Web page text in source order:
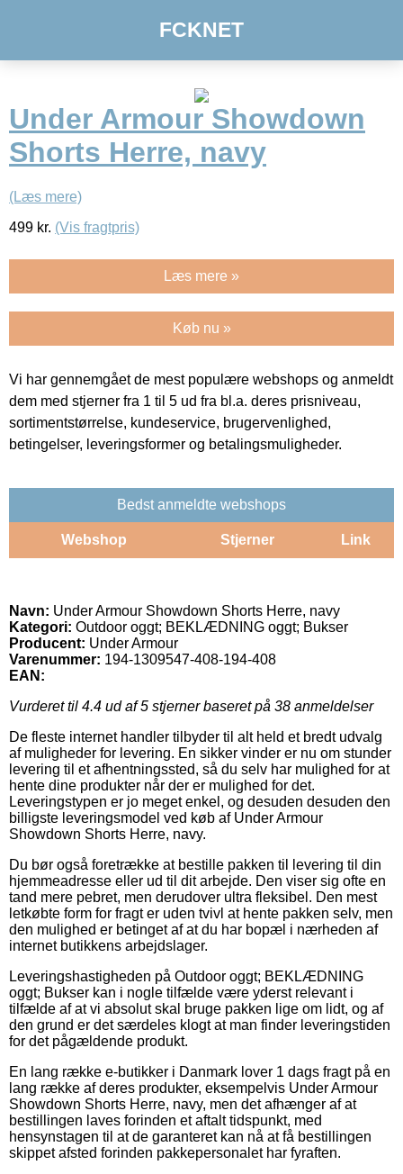
FCKNET
Under Armour Showdown
Shorts Herre, navy
(Læs mere)
499 kr. (Vis fragtpris)
Læs mere »
Køb nu »
Vi har gennemgået de mest populære webshops og anmeldt
dem med stjerner fra 1 til 5 ud fra bl.a. deres prisniveau,
sortimentstørrelse, kundeservice, brugervenlighed,
betingelser, leveringsformer og betalingsmuligheder.
Bedst anmeldte webshops
Webshop Stjerner Link
Navn: Under Armour Showdown Shorts Herre, navy
Kategori: Outdoor oggt; BEKLÆDNING oggt; Bukser
Producent: Under Armour
Varenummer: 194-1309547-408-194-408
EAN:
Vurderet til 4.4 ud af 5 stjerner baseret på 38 anmeldelser
De fleste internet handler tilbyder til alt held et bredt udvalg
af muligheder for levering. En sikker vinder er nu om stunder
levering til et afhentningssted, så du selv har mulighed for at
hente dine produkter når der er mulighed for det.
Leveringstypen er jo meget enkel, og desuden desuden den
billigste leveringsmodel ved køb af Under Armour
Showdown Shorts Herre, navy.
Du bør også foretrække at bestille pakken til levering til din
hjemmeadresse eller ud til dit arbejde. Den viser sig ofte en
tand mere pebret, men derudover ultra fleksibel. Den mest
letkøbte form for fragt er uden tvivl at hente pakken selv, men
den mulighed er betinget af at du har bopæl i nærheden af
internet butikkens arbejdslager.
Leveringshastigheden på Outdoor oggt; BEKLÆDNING
oggt; Bukser kan i nogle tilfælde være yderst relevant i
tilfælde af at vi absolut skal bruge pakken lige om lidt, og af
den grund er det særdeles klogt at man finder leveringstiden
for det pågældende produkt.
En lang række e-butikker i Danmark lover 1 dags fragt på en
lang række af deres produkter, eksempelvis Under Armour
Showdown Shorts Herre, navy, men det afhænger af at
bestillingen laves forinden et aftalt tidspunkt, med
hensynstagen til at de garanteret kan nå at få bestillingen
skippet afsted forinden pakkepersonalet har fyraften.